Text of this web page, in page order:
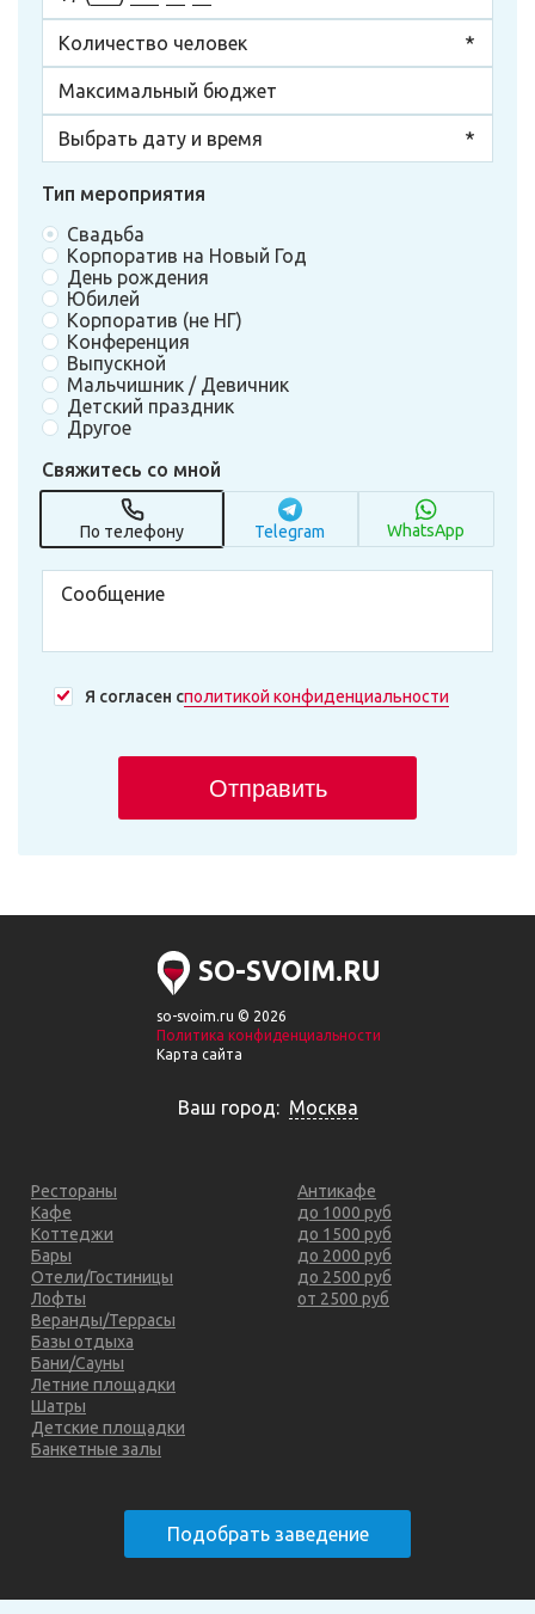
Тип мероприятия
Свадьба
Корпоратив на Новый Год
День рождения
Юбилей
Корпоратив (не НГ)
Конференция
Выпускной
Мальчишник / Девичник
Детский праздник
Другое
Свяжитесь со мной
По телефону Telegram WhatsApp
Я согласен сполитикой конфиденциальности
Отправить
SO-SVOIM.RU
so-svoim.ru © 2026
Политика конфиденциальности
Карта сайта
Ваш город: Москва
Рестораны
Кафе
Коттеджи
Бары
Отели/Гостиницы
Лофты
Веранды/Террасы
Базы отдыха
Бани/Сауны
Летние площадки
Шатры
Детские площадки
Банкетные залы
Антикафе
до 1000 руб
до 1500 руб
до 2000 руб
до 2500 руб
от 2500 руб
Подобрать заведение